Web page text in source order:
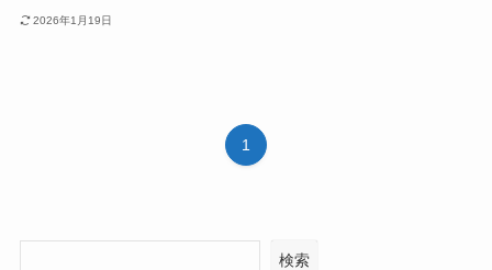
2026年1月19日
1
検索